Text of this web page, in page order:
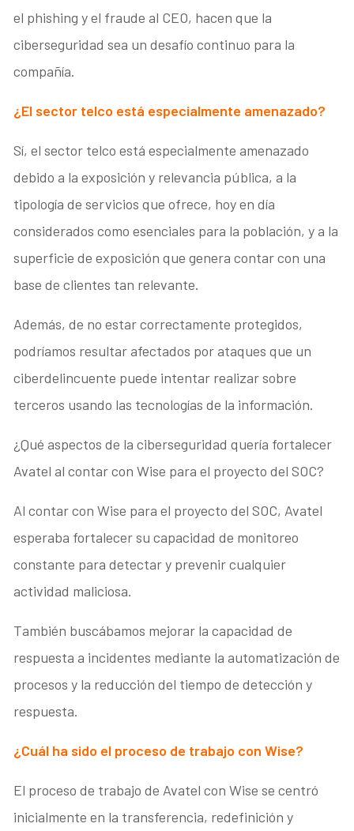
el phishing y el fraude al CEO, hacen que la
ciberseguridad sea un desafío continuo para la
compañía.
¿El sector telco está especialmente amenazado?
Sí, el sector telco está especialmente amenazado
debido a la exposición y relevancia pública, a la
tipología de servicios que ofrece, hoy en día
considerados como esenciales para la población, y a la
superficie de exposición que genera contar con una
base de clientes tan relevante.
Además, de no estar correctamente protegidos,
podríamos resultar afectados por ataques que un
ciberdelincuente puede intentar realizar sobre
terceros usando las tecnologías de la información.
¿Qué aspectos de la ciberseguridad quería fortalecer
Avatel al contar con Wise para el proyecto del SOC?
Al contar con Wise para el proyecto del SOC, Avatel
esperaba fortalecer su capacidad de monitoreo
constante para detectar y prevenir cualquier
actividad maliciosa.
También buscábamos mejorar la capacidad de
respuesta a incidentes mediante la automatización de
procesos y la reducción del tiempo de detección y
respuesta.
¿Cuál ha sido el proceso de trabajo con Wise?
El proceso de trabajo de Avatel con Wise se centró
inicialmente en la transferencia, redefinición y